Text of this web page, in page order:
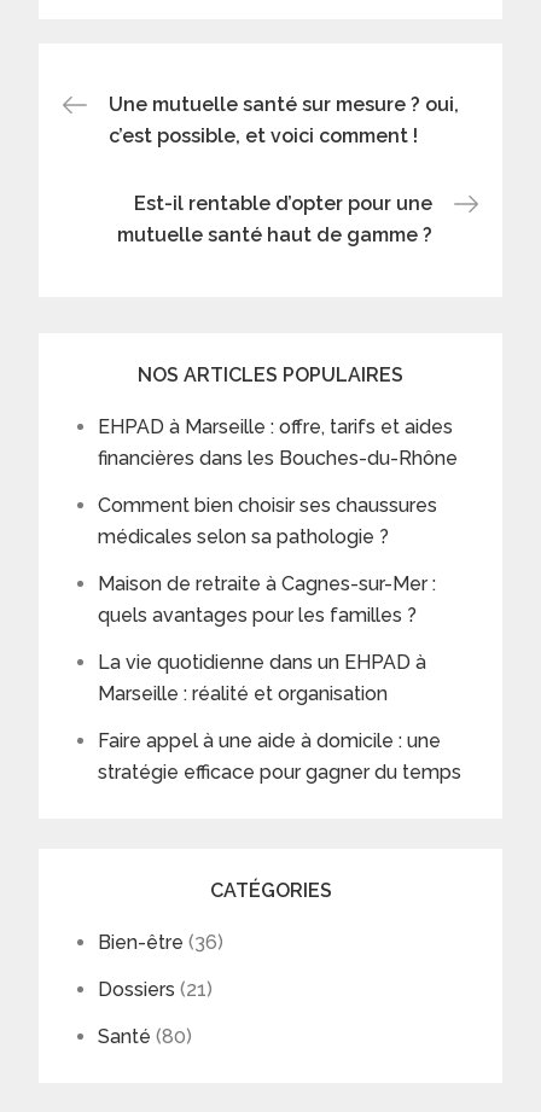
Post
navigation
Une mutuelle santé sur mesure ? oui,
c’est possible, et voici comment !
Est-il rentable d’opter pour une
mutuelle santé haut de gamme ?
NOS ARTICLES POPULAIRES
EHPAD à Marseille : offre, tarifs et aides
financières dans les Bouches-du-Rhône
Comment bien choisir ses chaussures
médicales selon sa pathologie ?
Maison de retraite à Cagnes-sur-Mer :
quels avantages pour les familles ?
La vie quotidienne dans un EHPAD à
Marseille : réalité et organisation
Faire appel à une aide à domicile : une
stratégie efficace pour gagner du temps
CATÉGORIES
Bien-être (36)
Dossiers (21)
Santé (80)